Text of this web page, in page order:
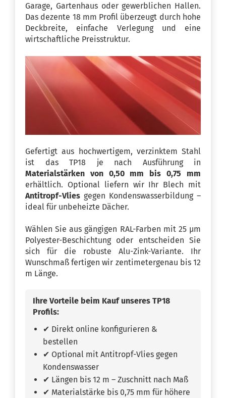
Garage, Gartenhaus oder gewerblichen Hallen.
Das dezente 18 mm Profil überzeugt durch hohe
Deckbreite, einfache Verlegung und eine
wirtschaftliche Preisstruktur.
Gefertigt aus hochwertigem, verzinktem Stahl
ist das TP18 je nach Ausführung in
Materialstärken von 0,50 mm bis 0,75 mm
erhältlich. Optional liefern wir Ihr Blech mit
Antitropf-Vlies gegen Kondenswasserbildung –
ideal für unbeheizte Dächer.
Wählen Sie aus gängigen RAL-Farben mit 25 µm
Polyester-Beschichtung oder entscheiden Sie
sich für die robuste Alu-Zink-Variante. Ihr
Wunschmaß fertigen wir zentimetergenau bis 12
m Länge.
Ihre Vorteile beim Kauf unseres TP18
Profils:
✔ Direkt online konfigurieren &
bestellen
✔ Optional mit Antitropf-Vlies gegen
Kondenswasser
✔ Längen bis 12 m – Zuschnitt nach Maß
✔ Materialstärke bis 0,75 mm für höhere